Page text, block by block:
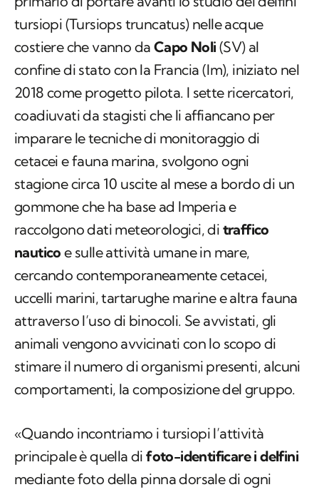
tursiopi (Tursiops truncatus) nelle acque
costiere che vanno da Capo Noli (SV) al
confine di stato con la Francia (Im), iniziato nel
2018 come progetto pilota. I sette ricercatori,
coadiuvati da stagisti che li affiancano per
imparare le tecniche di monitoraggio di
cetacei e fauna marina, svolgono ogni
stagione circa 10 uscite al mese a bordo di un
gommone che ha base ad Imperia e
raccolgono dati meteorologici, di traffico
nautico e sulle attività umane in mare,
cercando contemporaneamente cetacei,
uccelli marini, tartarughe marine e altra fauna
attraverso l’uso di binocoli. Se avvistati, gli
animali vengono avvicinati con lo scopo di
stimare il numero di organismi presenti, alcuni
comportamenti, la composizione del gruppo.
«Quando incontriamo i tursiopi l’attività
principale è quella di foto-identificare i delfini
mediante foto della pinna dorsale di ogni